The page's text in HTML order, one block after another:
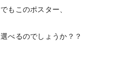
でもこのポスター、
選べるのでしょうか？？